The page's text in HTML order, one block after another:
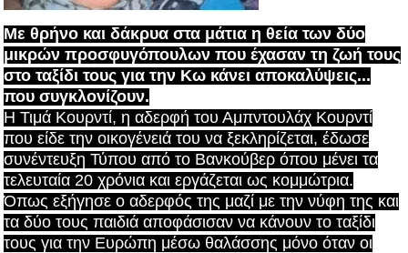
Με θρήνο και δάκρυα στα μάτια η θεία των δύο
μικρών προσφυγόπουλων που έχασαν τη ζωή τους
στο ταξίδι τους για την Κω κάνει αποκαλύψεις...
που συγκλονίζουν.
Η Τιμά Κουρντί, η αδερφή του Αμπντουλάχ Κουρντί
που είδε την οικογένειά του να ξεκληρίζεται, έδωσε
συνέντευξη Τύπου από το Βανκούβερ όπου μένει τα
τελευταία 20 χρόνια και εργάζεται ως κομμώτρια.
Όπως εξήγησε ο αδερφός της μαζί με την νύφη της και
τα δύο τους παιδιά αποφάσισαν να κάνουν το ταξίδι
τους για την Ευρώπη μέσω θαλάσσης μόνο όταν οι